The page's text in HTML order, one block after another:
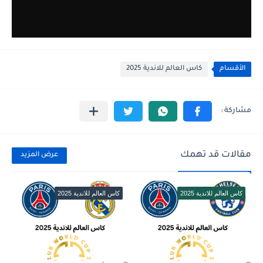
الأقسام كاس العالم للاندية 2025
مقالات قد تهمك عرض المزيد
كاس العالم للاندية 2025 كاس العالم للاندية 2025